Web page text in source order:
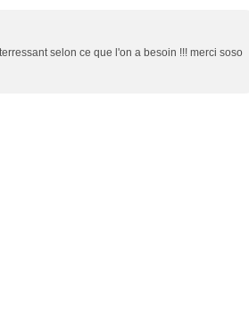
selon ce que l'on a besoin !!! merci soso